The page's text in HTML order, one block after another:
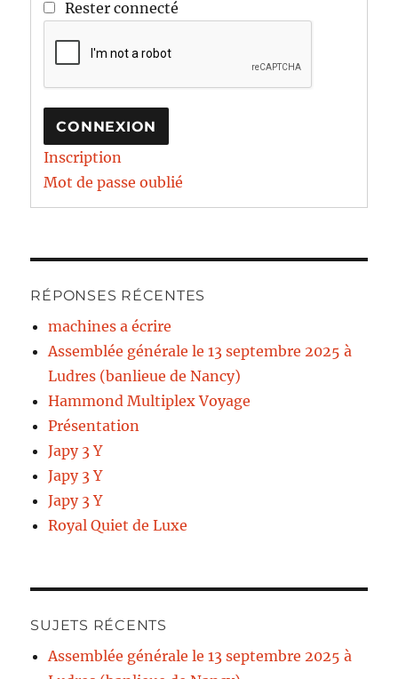
Rester connecté
CONNEXION
Inscription
Mot de passe oublié
RÉPONSES RÉCENTES
machines a écrire
Assemblée générale le 13 septembre 2025 à
Ludres (banlieue de Nancy)
Hammond Multiplex Voyage
Présentation
Japy 3 Y
Japy 3 Y
Japy 3 Y
Royal Quiet de Luxe
SUJETS RÉCENTS
Assemblée générale le 13 septembre 2025 à